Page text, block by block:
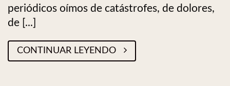
periódicos oímos de catástrofes, de dolores,
de [...]
CONTINUAR LEYENDO